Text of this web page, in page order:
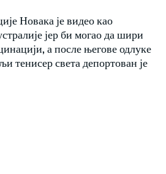
Новака је видео као
јер би могао да шири
а после његове одлуке
тенисер света депортован је